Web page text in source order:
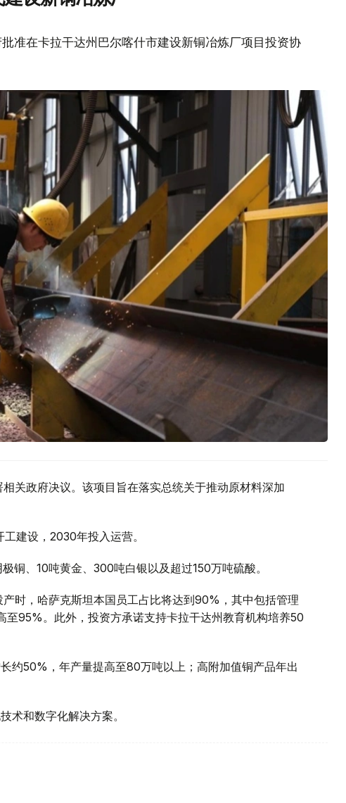
准在卡拉干达州巴尔喀什市建设新铜冶炼厂项目投资协
关政府决议。该项目旨在落实总统关于推动原材料深加
建设，2030年投入运营。
铜、10吨黄金、300吨白银以及超过150万吨硫酸。
时，哈萨克斯坦本国员工占比将达到90%，其中包括管理
至95%。此外，投资方承诺支持卡拉干达州教育机构培养50
约50%，年产量提高至80万吨以上；高附加值铜产品年出
术和数字化解决方案。